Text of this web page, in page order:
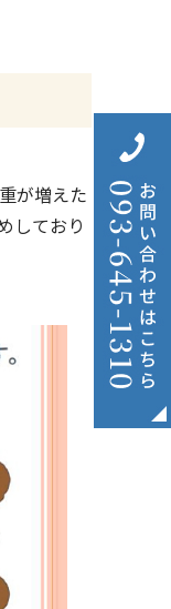
が増えた
しており